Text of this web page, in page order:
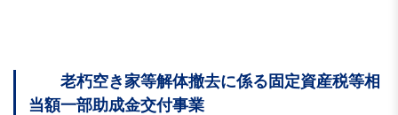
老朽空き家等解体撤去に係る固定資産税等相
当額一部助成金交付事業